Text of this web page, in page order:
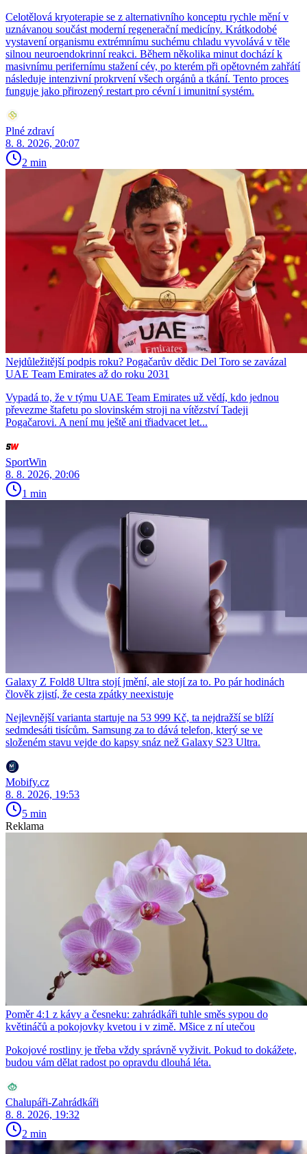
Celotělová kryoterapie se z alternativního konceptu rychle mění v
uznávanou součást moderní regenerační medicíny. Krátkodobé
vystavení organismu extrémnímu suchému chladu vyvolává v těle
silnou neuroendokrinní reakci. Během několika minut dochází k
masivnímu perifernímu stažení cév, po kterém při opětovném zahřátí
následuje intenzivní prokrvení všech orgánů a tkání. Tento proces
funguje jako přirozený restart pro cévní i imunitní systém.
Plné zdraví
8. 8. 2026, 20:07
2 min
Nejdůležitější podpis roku? Pogačarův dědic Del Toro se zavázal
UAE Team Emirates až do roku 2031
Vypadá to, že v týmu UAE Team Emirates už vědí, kdo jednou
převezme štafetu po slovinském stroji na vítězství Tadeji
Pogačarovi. A není mu ještě ani třiadvacet let...
SportWin
8. 8. 2026, 20:06
1 min
Galaxy Z Fold8 Ultra stojí jmění, ale stojí za to. Po pár hodinách
člověk zjistí, že cesta zpátky neexistuje
Nejlevnější varianta startuje na 53 999 Kč, ta nejdražší se blíží
sedmdesáti tisícům. Samsung za to dává telefon, který se ve
složeném stavu vejde do kapsy snáz než Galaxy S23 Ultra.
Mobify.cz
8. 8. 2026, 19:53
5 min
Reklama
Poměr 4:1 z kávy a česneku: zahrádkáři tuhle směs sypou do
květináčů a pokojovky kvetou i v zimě. Mšice z ní utečou
Pokojové rostliny je třeba vždy správně vyživit. Pokud to dokážete,
budou vám dělat radost po opravdu dlouhá léta.
Chalupáři-Zahrádkáři
8. 8. 2026, 19:32
2 min